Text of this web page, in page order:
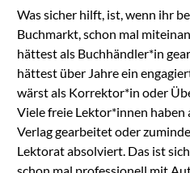
Was sicher hilft, ist, wenn ihr
Buchmarkt, schon mal
hättest als Buchhändler*in
hättest über Jahre ein
wärst als Korrektor*in oder
Viele freie Lektor*innen haben
Verlag gearbeitet oder
Lektorat absolviert. Das ist